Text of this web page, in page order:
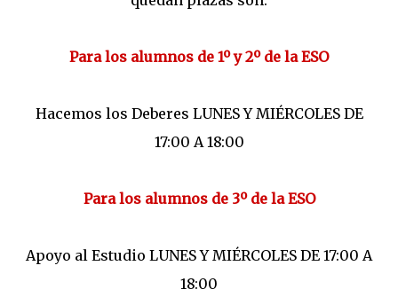
Para los alumnos de 1º y 2º de la ESO
Hacemos los Deberes LUNES Y MIÉRCOLES DE
17:00 A 18:00
Para los alumnos de 3º de la ESO
Apoyo al Estudio LUNES Y MIÉRCOLES DE 17:00 A
18:00